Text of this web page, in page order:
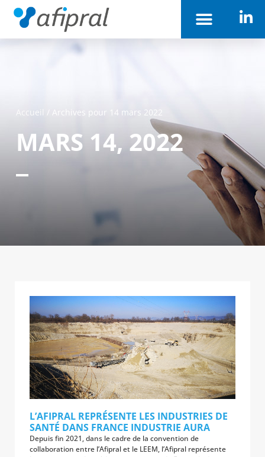
Accueil / Archives pour 14 mars 2022
MARS 14, 2022
L’AFIPRAL REPRÉSENTE LES INDUSTRIES DE
SANTÉ DANS FRANCE INDUSTRIE AURA
Depuis fin 2021, dans le cadre de la convention de
collaboration entre l’Afipral et le LEEM, l’Afipral représente